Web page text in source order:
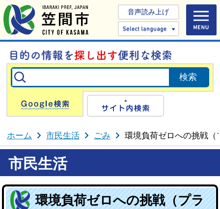
音声読み上げ
Select
Google検索
ホーム 市民生活 ごみ 環境負荷ゼロへの挑戦
市民生活
環境負荷ゼロへの挑戦（プラ